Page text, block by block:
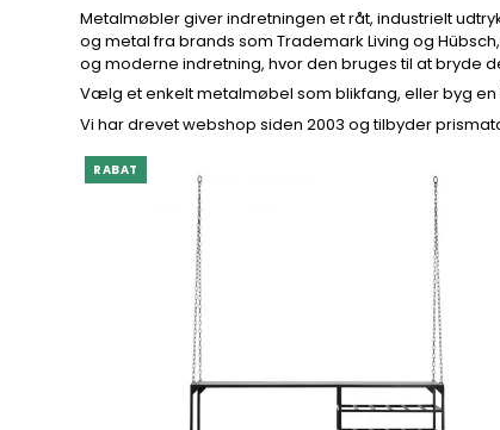
Metalmøbler giver indretningen et råt, industrielt
og metal fra brands som Trademark Living og
og moderne indretning, hvor den bruges til at bryde
Vælg et enkelt metalmøbel som blikfang, eller byg
Vi har drevet webshop siden 2003 og tilbyder
RABAT